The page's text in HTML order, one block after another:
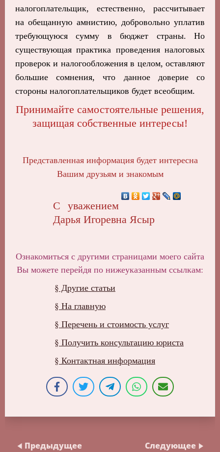
налогоплательщик, естественно, рассчитывает
на обещанную амнистию, добровольно уплатив
требующуюся сумму в бюджет страны. Но
существующая практика проведения налоговых
проверок и налогообложения в целом, оставляют
большие сомнения, что данное доверие со
стороны налогоплательщиков будет всеобщим.
Принимайте самостоятельные решения,
защищая собственные интересы!
Представленная информация будет интересна
Вашим друзьям и знакомым
С уважением
Дарья Игоревна Ясыр
Ознакомиться с другими страницами моего сайта
Вы можете перейдя по нижеуказанным ссылкам:
§ Другие статьи
§ На главную
§ Перечень и стоимость услуг
§ Получить консультацию юриста
§ Контактная информация
Предыдущее Следующее